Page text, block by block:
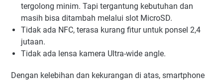
tergolong minim. Tapi tergantung kebutuhan dan
masih bisa ditambah melalui slot MicroSD.
Tidak ada NFC, terasa kurang fitur untuk ponsel 2,4
jutaan.
Tidak ada lensa kamera Ultra-wide angle.
Dengan kelebihan dan kekurangan di atas, smartphone